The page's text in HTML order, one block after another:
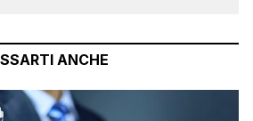
ANCHE